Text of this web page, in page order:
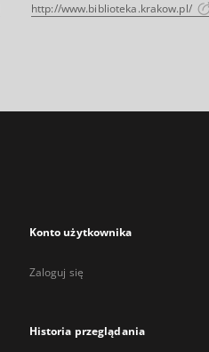
http://www.biblioteka.krakow.pl/
Konto użytkownika
Zaloguj się
Historia przeglądania